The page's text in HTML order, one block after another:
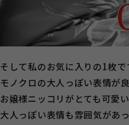
そして私のお気に入りの1枚
モノクロの大人っぽい表情が
お嬢様ニッコリがとても可愛い
大人っぽい表情も雰囲気があ